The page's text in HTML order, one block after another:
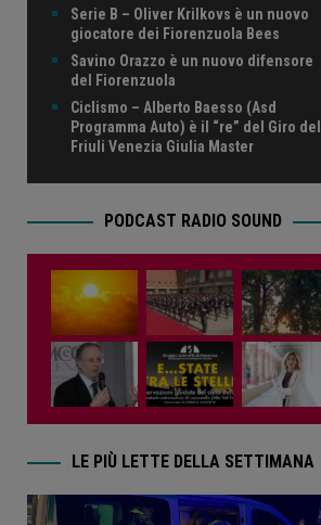
Serie B – Oliver Krilkovs è un nuovo
giocatore dei Fiorenzuola Bees
Savino Orazzo è un nuovo difensore
del Fiorenzuola
Ciclismo – Alberto Baesso (Asd
Programma Auto) è il “re” del Giro del
Friuli Venezia Giulia Master
PODCAST RADIO SOUND
LE PIÙ LETTE DELLA SETTIMANA